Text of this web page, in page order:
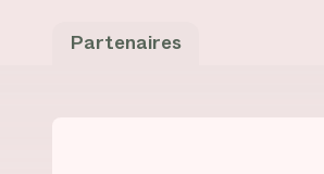
Partenaires